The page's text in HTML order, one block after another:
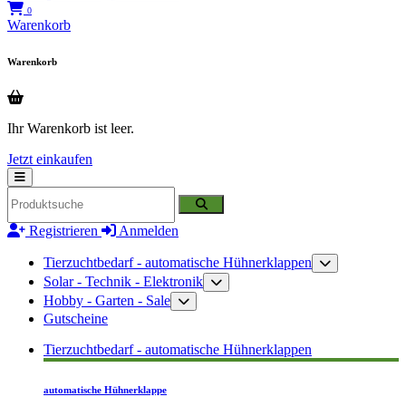
0
Warenkorb
Warenkorb
Ihr Warenkorb ist leer.
Jetzt einkaufen
Registrieren Anmelden
Tierzuchtbedarf - automatische Hühnerklappen
Solar - Technik - Elektronik
Hobby - Garten - Sale
Gutscheine
Tierzuchtbedarf - automatische Hühnerklappen
automatische Hühnerklappe